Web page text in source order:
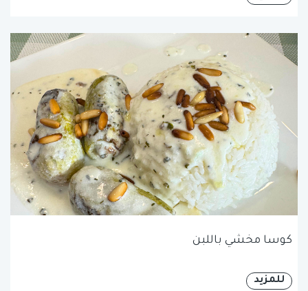
كوسا مخشي باللبن
للمزيد